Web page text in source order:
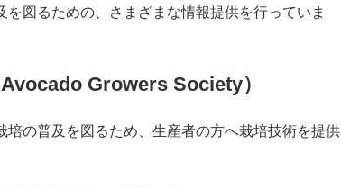
を図るための、さまざまな情報提供を行っていま
Growers Society）
培の普及を図るため、生産者の方へ栽培技術を提供